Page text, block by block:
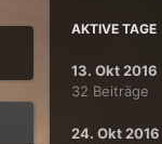
AKTIVE TAGE
13. Okt 2016
32 Beiträge
24. Okt 2016